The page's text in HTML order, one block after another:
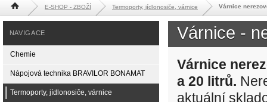
Hlavní stránka E-SHOP - ZBOŽÍ Termoporty, jídlonosiče, várnice Várnice
Várnice -
Várnice
a 20 litrů.
aktuální
NAVIGACE
Chemie
Nápojová technika BRAVILOR BONAMAT
Termoporty, jídlonosiče, várnice